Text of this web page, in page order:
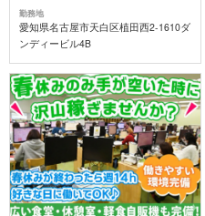
勤務地
愛知県名古屋市天白区植田西2-1610ダ
ンディービル4B